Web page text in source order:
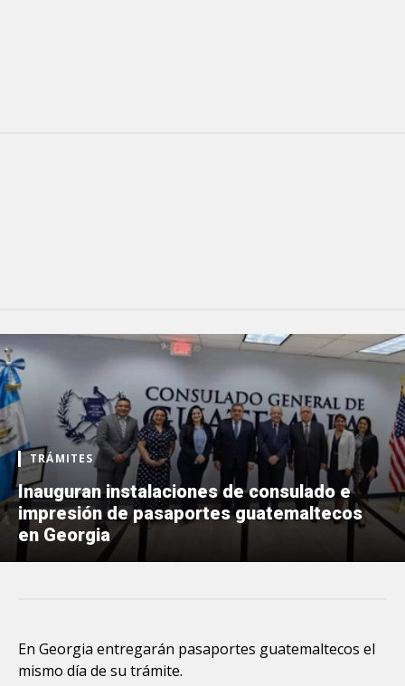
TRÁMITES
Inauguran instalaciones de consulado e
impresión de pasaportes guatemaltecos
en Georgia
En Georgia entregarán pasaportes guatemaltecos el
mismo día de su trámite.